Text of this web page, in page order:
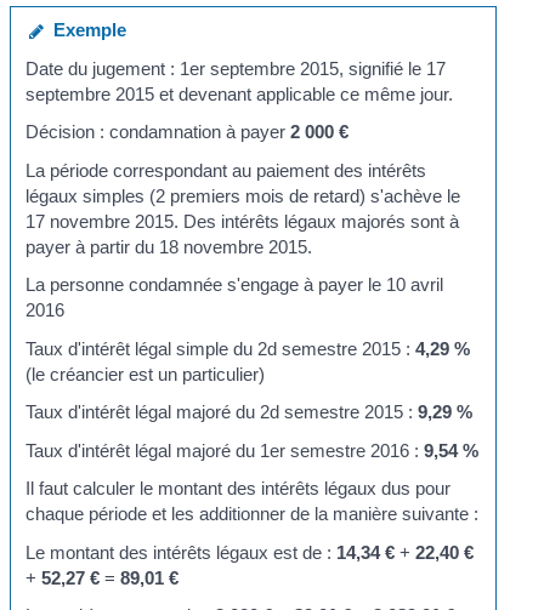
Exemple
Date du jugement : 1erseptembre 2015, signifié le 17
septembre 2015 et devenant applicable ce même jour.
Décision : condamnation à payer 2 000 €
La période correspondant au paiement des intérêts
légaux simples (2 premiers mois de retard) s'achève le
17 novembre 2015. Des intérêts légaux majorés sont à
payer à partir du 18 novembre 2015.
La personne condamnée s'engage à payer le 10 avril
2016
Taux d'intérêt légal simple du 2dsemestre 2015 : 4,29 %
(le créancier est un particulier)
Taux d'intérêt légal majoré du 2dsemestre 2015 : 9,29 %
Taux d'intérêt légal majoré du 1ersemestre 2016 : 9,54 %
Il faut calculer le montant des intérêts légaux dus pour
chaque période et les additionner de la manière suivante :
Le montant des intérêts légaux est de : 14,34 €+ 22,40 €
+ 52,27 €= 89,01 €